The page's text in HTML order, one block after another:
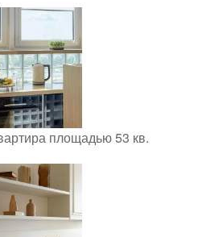
площадью 53 кв.